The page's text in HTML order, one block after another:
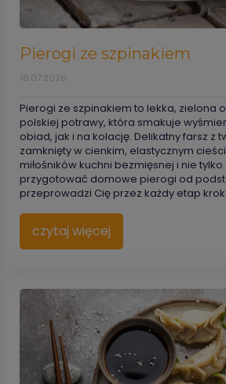
Pierogi ze szpinakiem
16.07.2026
Pierogi ze szpinakiem to lekka, zielona
polskiej potrawy, która smakuje
obiad, jak i na kolację. Delikatny farsz z
zamknięty w cienkim, elastycznym
miłośników kuchni bezmięsnej i nie
przygotować domowe pierogi od
przeprowadzi Cię przez każdy etap
czytaj więcej